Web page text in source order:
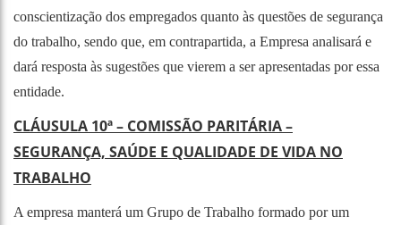
conscientização dos empregados quanto às questões de segurança
do trabalho, sendo que, em contrapartida, a Empresa analisará e
dará resposta às sugestões que vierem a ser apresentadas por essa
entidade.
CLÁUSULA 10ª – COMISSÃO PARITÁRIA –
SEGURANÇA, SAÚDE E QUALIDADE DE VIDA NO
TRABALHO
A empresa manterá um Grupo de Trabalho formado por um